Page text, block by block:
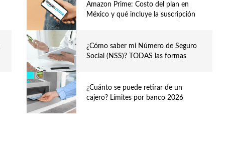
Amazon Prime: Costo del plan en
México y qué incluye la suscripción
¿Cómo saber mi Número de Seguro
Social (NSS)? TODAS las formas
¿Cuánto se puede retirar de un
cajero? Límites por banco 2026